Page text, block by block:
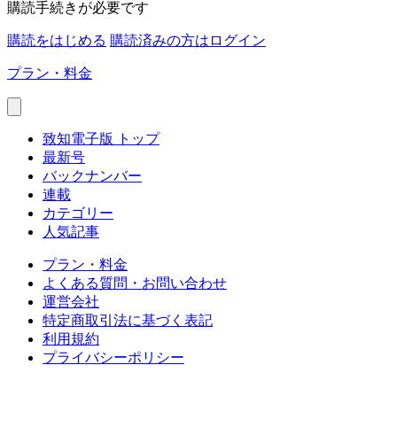
購読手続きが必要です
購読をはじめる 購読済みの方はログイン
プラン・料金
致知電子版 トップ
最新号
バックナンバー
連載
カテゴリー
人気記事
プラン・料金
よくある質問・お問い合わせ
運営会社
特定商取引法に基づく表記
利用規約
プライバシーポリシー